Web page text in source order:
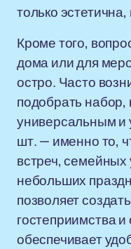
только
Кроме того,
дома или для
остро. Часто
подобрать набор,
универсальным и
шт. — именно то,
встреч,
небольших
позволяет
гостеприимства
обеспечивает